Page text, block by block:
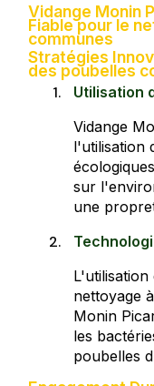
Vidange Monin
Fiable pour le
communes
Stratégies
des poubelles
Utilisation
Vidange
l'utilisation
sur
une
nettoyage
Monin
les
poubelles